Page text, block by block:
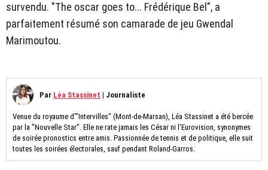
survendu. "The oscar goes to... Frédérique Bel", a
parfaitement résumé son camarade de jeu Gwendal
Marimoutou.
Par Léa Stassinet | Journaliste
Venue du royaume d'"Intervilles" (Mont-de-Marsan), Léa Stassinet a été bercée
par la "Nouvelle Star". Elle ne rate jamais les César ni l’Eurovision, synonymes
de soirée pronostics entre amis. Passionnée de tennis et de politique, elle suit
toutes les soirées électorales, sauf pendant Roland-Garros.